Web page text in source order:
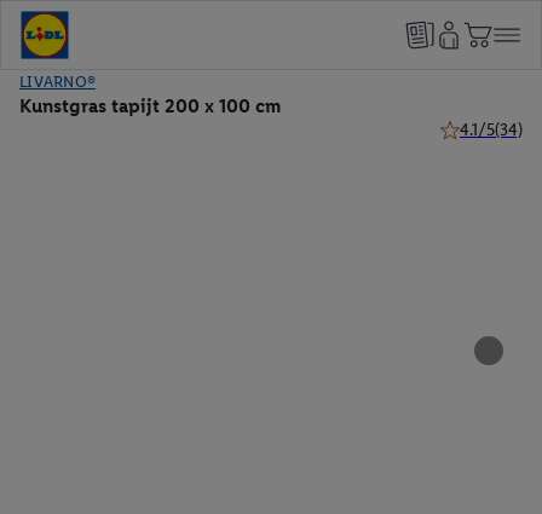
LIVARNO®
Kunstgras tapijt 200 x 100 cm
4.1/5(34)